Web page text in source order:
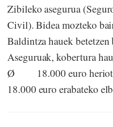
Zibileko asegurua
Civil). Bidea mozteko
Baldintza hauek
Aseguruak, kobertura
Ø 18.000 euro
18.000 euro erabateko